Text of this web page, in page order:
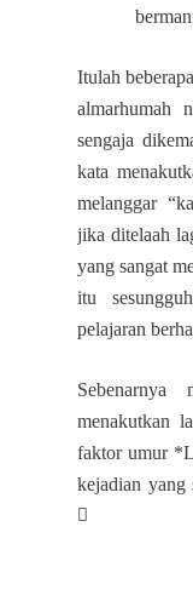
Itulah
almarhumah
sengaja
kata
melanggar
jika ditelaah
yang sangat
itu
pelajaran
Sebenarnya
menakutkan
faktor umur
kejadian yang
